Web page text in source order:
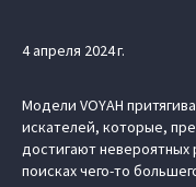
4 апреля 2024 г.
Модели VOYAH
искателей, которые,
достигают невероятных
поисках чего-то